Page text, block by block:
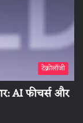
टेक्नोलॉजी
AI फीचर्स और